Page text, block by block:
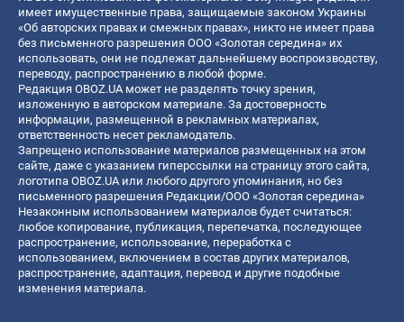
имеет имущественные права, защищаемые законом Украины
«Об авторских правах и смежных правах», никто не имеет права
без письменного разрешения ООО «Золотая середина» их
использовать, они не подлежат дальнейшему воспроизводству,
переводу, распространению в любой форме.
Редакция OBOZ.UA может не разделять точку зрения,
изложенную в авторском материале. За достоверность
информации, размещенной в рекламных материалах,
ответственность несет рекламодатель.
Запрещено использование материалов размещенных на этом
сайте, даже с указанием гиперссылки на страницу этого сайта,
логотипа OBOZ.UA или любого другого упоминания, но без
письменного разрешения Редакции/ООО «Золотая середина»
Незаконным использованием материалов будет считаться:
любое копирование, публикация, перепечатка, последующее
распространение, использование, переработка с
использованием, включением в состав других материалов,
распространение, адаптация, перевод и другие подобные
изменения материала.